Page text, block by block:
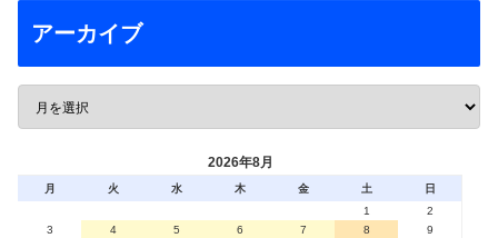
アーカイブ
2026年8月
月 火 水 木 金 土
日
1
2
3
4 5 6 7 8
9